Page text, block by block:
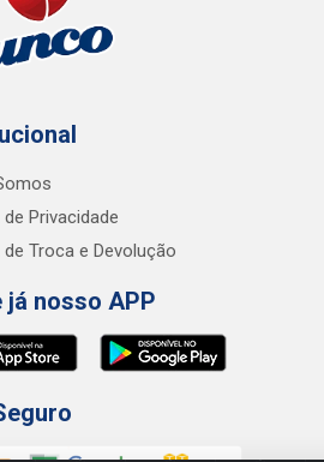
Privacidade
Troca e Devolução
já nosso APP